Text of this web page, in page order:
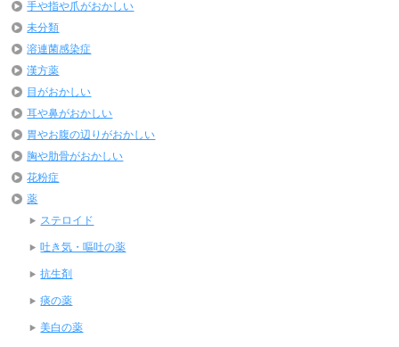
手や指や爪がおかしい
未分類
溶連菌感染症
漢方薬
目がおかしい
耳や鼻がおかしい
胃やお腹の辺りがおかしい
胸や肋骨がおかしい
花粉症
薬
ステロイド
吐き気・嘔吐の薬
抗生剤
痰の薬
美白の薬